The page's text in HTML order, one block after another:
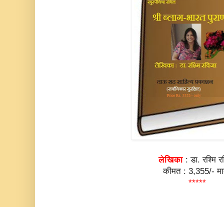
लेखिका : डा. रश्मि
कीमत : 3,355/-
*****